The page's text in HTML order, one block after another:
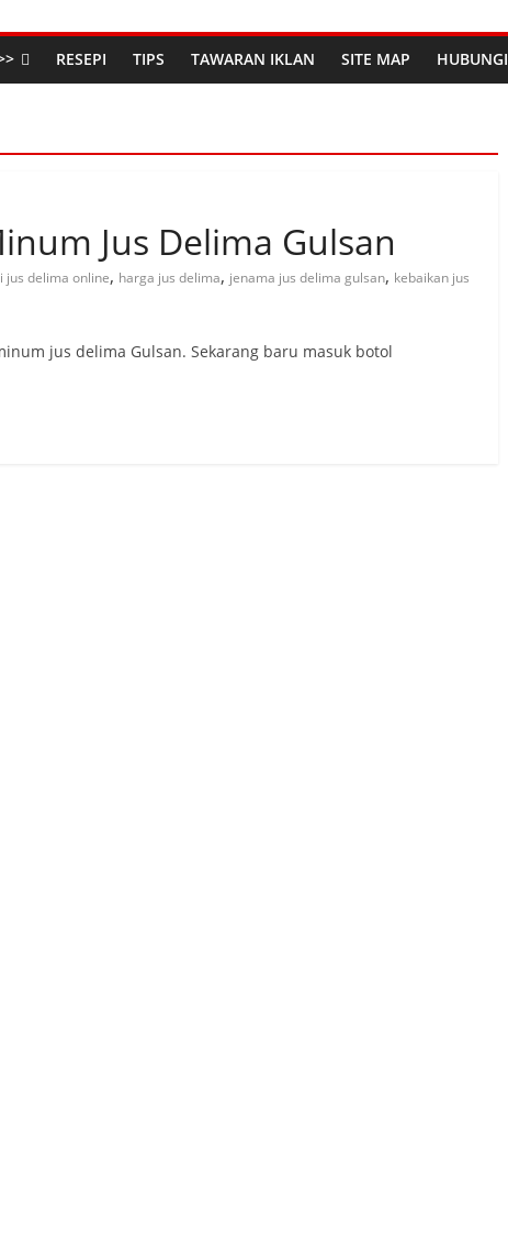
RESEPI TIPS TAWARAN IKLAN SITE MAP HUBUNGI
Jus Delima Gulsan
jus delima online, harga jus delima, jenama jus delima gulsan, kebaikan jus
jus delima Gulsan. Sekarang baru masuk botol